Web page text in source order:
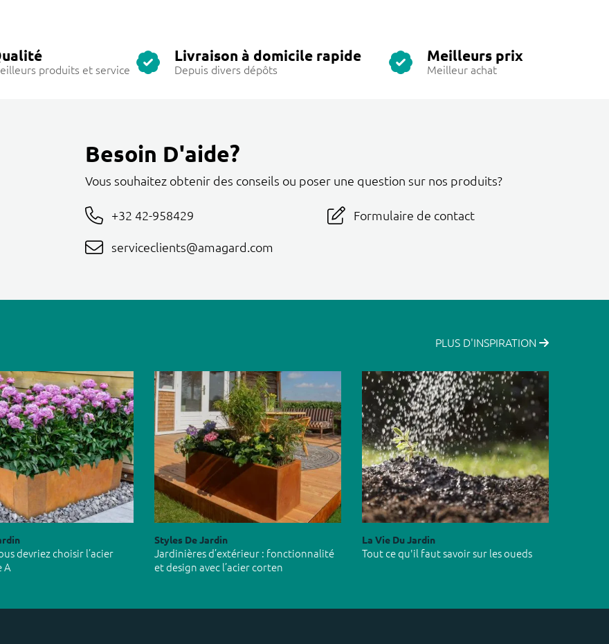
produits et service
Livraison à domicile rapide
Depuis divers dépôts
Meilleurs prix
Meilleur achat
Besoin D'aide?
Vous souhaitez obtenir des conseils ou poser une question sur nos produits?
+32 42-958429
serviceclients@amagard.com
Formulaire de contact
PLUS D'INSPIRATION
devriez choisir l’acier
A
Styles De Jardin
Jardinières d’extérieur : fonctionnalité
et design avec l’acier corten
La Vie Du Jardin
Tout ce qu'il faut savoir sur les oueds